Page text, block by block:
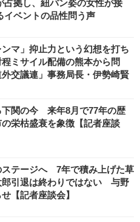
占拠し、紐パン姿の女性が接
ベントの品性問う声
ンマ」抑止力という幻想を打ち
ミサイル配備の熊本から問
交議連」事務局長・伊勢崎賢
下関の今 来年8月で77年の歴
栄枯盛衰を象徴【記者座談
ステージへ 7年で積み上げた草
引退は終わりではない 与野
【記者座談会】